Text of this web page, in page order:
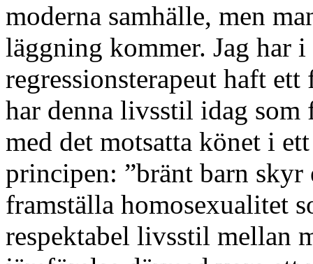
moderna samhälle, men
läggning kommer. Jag har
regressionsterapeut haft
har denna livsstil idag som
med det motsatta könet i
principen: ”bränt barn
framställa homosexualitet
respektabel livsstil mellan